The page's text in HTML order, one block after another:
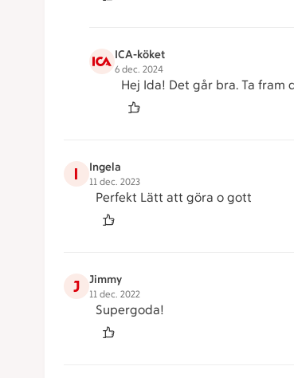
ICA-köket
6 dec. 2024
Hej Ida! Det går bra. Ta fram
I Ingela
11 dec. 2023
Perfekt Lätt att göra o gott
J Jimmy
11 dec. 2022
Supergoda!